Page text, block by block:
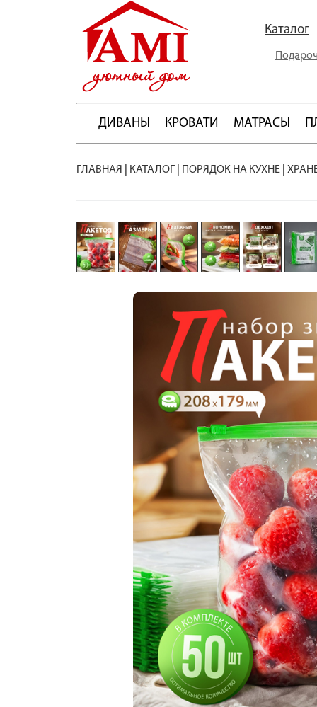
Каталог
ДИВАНЫ КРОВАТИ МАТРАСЫ
ГЛАВНАЯ КАТАЛОГ ПОРЯДОК НА КУХНЕ